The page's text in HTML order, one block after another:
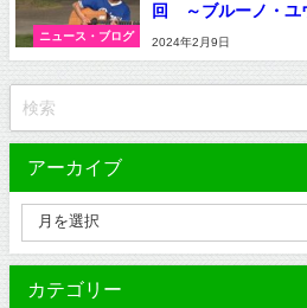
ニュース・ブログ
回 ～ブルーノ・ユ
2024年2月9日
アーカイブ
カテゴリー